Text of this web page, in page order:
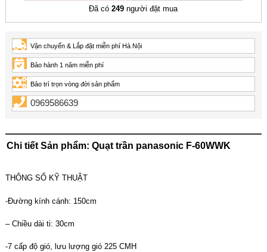
Đã có249 người đặt mua
Vận chuyển & Lắp đặt miễn phí Hà Nội
Bảo hành 1 năm miễn phí
Bảo trì trọn vòng đời sản phẩm
0969586639
Chi tiết Sản phẩm: Quạt trần panasonic F-60WWK
THÔNG SỐ KỸ THUẬT
-Đường kính cánh: 150cm
– Chiều dài ti: 30cm
-7 cấp độ gió, lưu lượng gió 225 CMH